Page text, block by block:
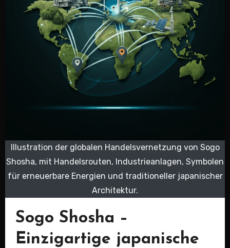
Illustration der globalen Handelsvernetzung von Sogo
Shosha, mit Handelsrouten, Industrieanlagen, Symbolen
für erneuerbare Energien und traditioneller japanischer
Architektur.
Sogo Shosha –
Einzigartige japanische